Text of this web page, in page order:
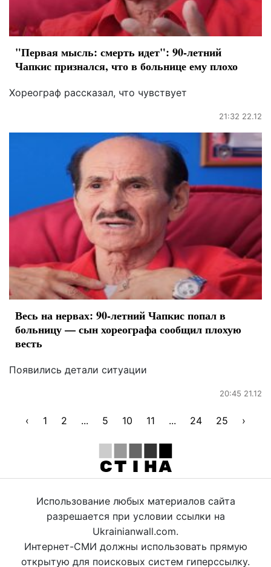
"Первая мысль: смерть идет": 90-летний
Чапкис признался, что в больнице ему плохо
Хореограф рассказал, что чувствует
21:32 22.12
Весь на нервах: 90-летний Чапкис попал в
больницу — сын хореографа сообщил плохую
весть
Появились детали ситуации
20:45 21.12
‹ 1 2 ... 5 10 11 ... 24 25 ›
Использование любых материалов сайта
разрешается при условии ссылки на
Ukrainianwall.com.
Интернет-СМИ должны использовать прямую
открытую для поисковых систем гиперссылку.